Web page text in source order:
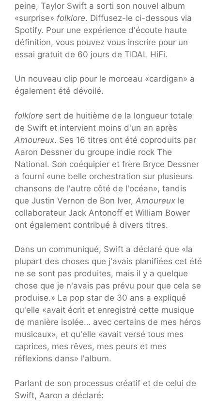
peine, Taylor Swift a sorti son nouvel album
«surprise» folklore. Diffusez-le ci-dessous via
Spotify. Pour une expérience d'écoute haute
définition, vous pouvez vous inscrire pour un
essai gratuit de 60 jours de TIDAL HiFi.
Un nouveau clip pour le morceau «cardigan» a
également été dévoilé.
folklore sert de huitième de la longueur totale
de Swift et intervient moins d'un an après
Amoureux. Ses 16 titres ont été coproduits par
Aaron Dessner du groupe indie rock The
National. Son coéquipier et frère Bryce Dessner
a fourni «une belle orchestration sur plusieurs
chansons de l'autre côté de l'océan», tandis
que Justin Vernon de Bon Iver, Amoureux le
collaborateur Jack Antonoff et William Bower
ont également contribué à divers titres.
Dans un communiqué, Swift a déclaré que «la
plupart des choses que j'avais planifiées cet été
ne se sont pas produites, mais il y a quelque
chose que je n'avais pas prévu pour que cela se
produise.» La pop star de 30 ans a expliqué
qu'elle «avait écrit et enregistré cette musique
de manière isolée… avec certains de mes héros
musicaux», et qu'elle «avait versé tous mes
caprices, mes rêves, mes peurs et mes
réflexions dans» l'album.
Parlant de son processus créatif et de celui de
Swift, Aaron a déclaré: